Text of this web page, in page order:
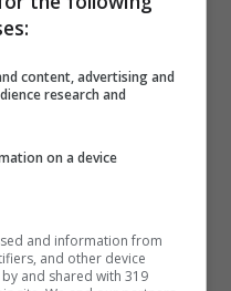
al premier Meloni –
da Il Messaggero,
lo hanno
di
content, advertising and
research and
on a device
and information from
and other device
and shared with 319